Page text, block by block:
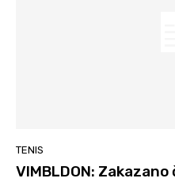
TENIS
VIMBLDON: